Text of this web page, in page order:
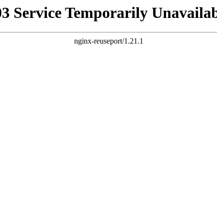
Service Temporarily
nginx-reuseport/1.21.1